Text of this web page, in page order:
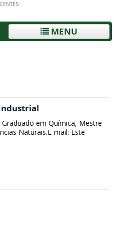
MENU
em Química, Mestre
Naturais.E-mail: Este